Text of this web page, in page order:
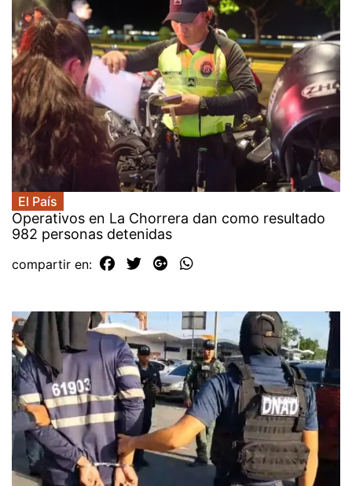
El País
Operativos en La Chorrera dan como resultado
982 personas detenidas
compartir en: